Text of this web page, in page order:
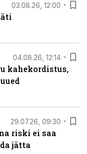
03.08.26, 12:00
04.08.26, 12:14
kahekordistus,
29.07.26, 09:30
riski ei saa
jätta